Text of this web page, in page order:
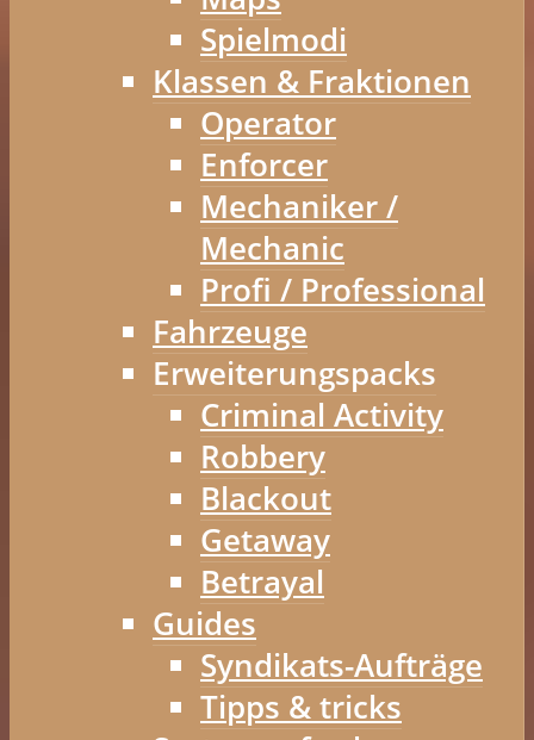
Spielmodi
Klassen & Fraktionen
Operator
Enforcer
Mechaniker /
Mechanic
Profi / Professional
Fahrzeuge
Erweiterungspacks
Criminal Activity
Robbery
Blackout
Getaway
Betrayal
Guides
Syndikats-Aufträge
Tipps & tricks